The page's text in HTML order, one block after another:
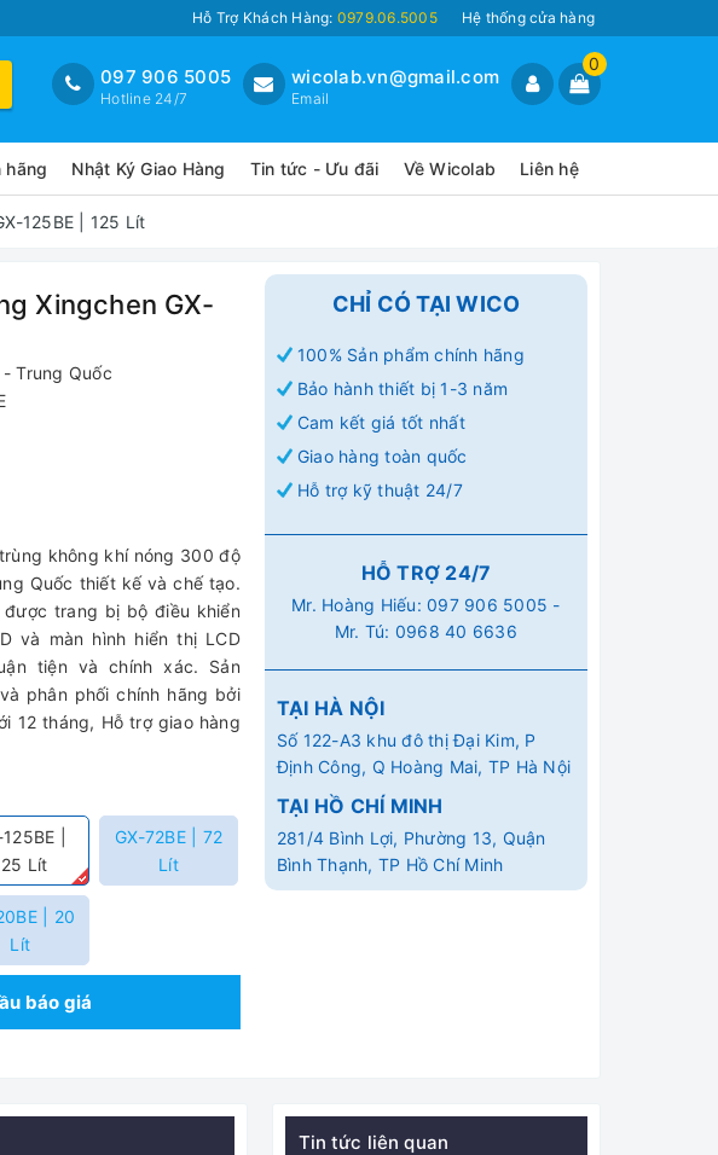
Hỗ Trợ Khách Hàng: 0979.06.5005 Hệ thống cửa hàng
0
wicolab.vn@gmail.com
Email
097 906 5005
Hotline 24/7
hãng Nhật Ký Giao Hàng Tin tức - Ưu đãi Về Wicolab Liên hệ
125BE | 125 Lít
Xingchen GX-
Trung Quốc
trùng không khí nóng 300 độ
Quốc thiết kế và chế tạo.
trang bị bộ điều khiển
và màn hình hiển thị LCD
tiện và chính xác. Sản
phân phối chính hãng bởi
12 tháng, Hỗ trợ giao hàng
|
Lít
GX-72BE | 72
Lít
| 20
Lít
báo giá
CHỈ CÓ TẠI WICO
100% Sản phẩm chính hãng
Bảo hành thiết bị 1-3 năm
Cam kết giá tốt nhất
Giao hàng toàn quốc
Hỗ trợ kỹ thuật 24/7
HỖ TRỢ 24/7
Mr. Hoàng Hiếu:097 906 5005 -
Mr. Tú: 0968 40 6636
TẠI HÀ NỘI
Số 122-A3 khu đô thị Đại Kim, P
Định Công, Q Hoàng Mai, TP Hà Nội
TẠI HỒ CHÍ MINH
281/4 Bình Lợi, Phường 13, Quận
Bình Thạnh, TP Hồ Chí Minh
Tin tức liên quan